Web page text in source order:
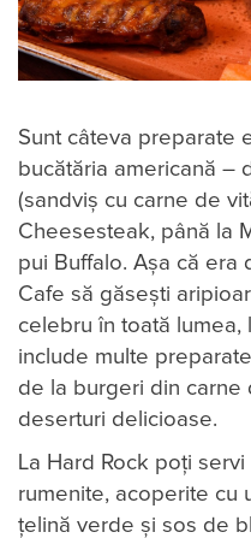
Sunt câteva preparate
bucătăria americană –
(sandviș cu carne de
Cheesesteak, până la
pui Buffalo. Așa că era
Cafe să găsești
celebru în toată lumea,
include multe
de la burgeri din carne
deserturi delicioase.
La Hard Rock poți
rumenite, acoperite cu
țelină verde și sos de